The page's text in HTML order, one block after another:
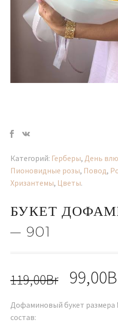
Категорий: Герберы, День
Пионовидные розы, Повод,
Хризантемы, Цветы.
БУКЕТ
— 901
119,00Br 99,00
Дофаминовый букет размера
состав: